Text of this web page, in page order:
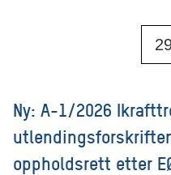
Ny: A-1/2026
oppholdsrett etter